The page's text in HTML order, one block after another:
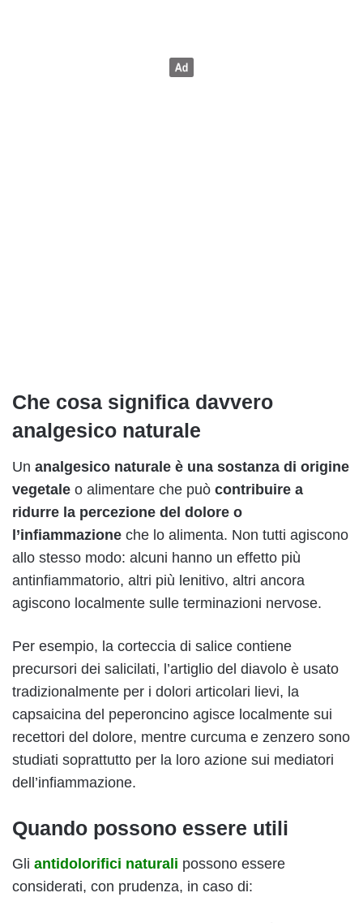
Che cosa significa davvero
analgesico naturale
Un analgesico naturale è una sostanza di origine
vegetale o alimentare che può contribuire a
ridurre la percezione del dolore o
l’infiammazione che lo alimenta. Non tutti agiscono
allo stesso modo: alcuni hanno un effetto più
antinfiammatorio, altri più lenitivo, altri ancora
agiscono localmente sulle terminazioni nervose.
Per esempio, la corteccia di salice contiene
precursori dei salicilati, l’artiglio del diavolo è usato
tradizionalmente per i dolori articolari lievi, la
capsaicina del peperoncino agisce localmente sui
recettori del dolore, mentre curcuma e zenzero sono
studiati soprattutto per la loro azione sui mediatori
dell’infiammazione.
Quando possono essere utili
Gli antidolorifici naturali possono essere
considerati, con prudenza, in caso di: